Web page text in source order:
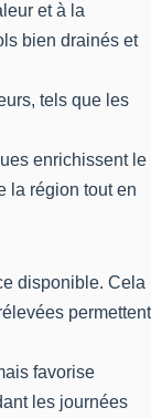
et à la
bien drainés et
tels que les
enrichissent le
la région tout en
disponible. Cela
permettent
favorise
les journées